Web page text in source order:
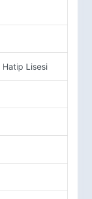
Hatip Lisesi